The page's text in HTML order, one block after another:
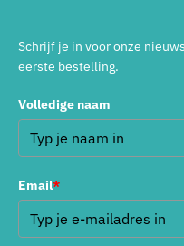
Schrijf je in voor onze
eerste bestelling.
Volledige naam
Email*